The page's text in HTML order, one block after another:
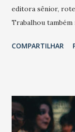
editora sênior,
Trabalhou também
COMPARTILHAR